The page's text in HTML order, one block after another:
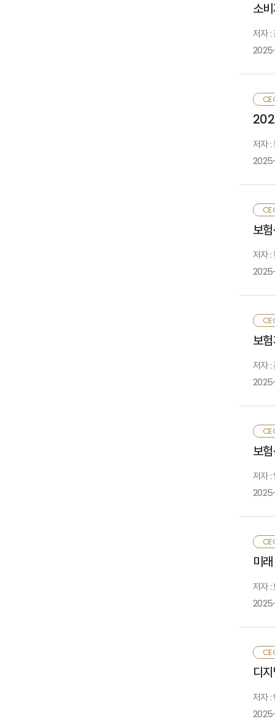
소
저자 :
저자 :
보
저자 :
보
저자 :
보
저자 :
미
저자 :
디
저자 :